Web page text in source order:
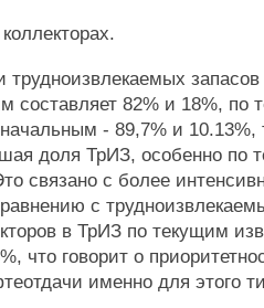
составляет 82% и 18%, по
- 89,7% и
доля ТрИЗ, особенно по
связано с более
с
в ТрИЗ по текущим
что говорит о
именно для этого